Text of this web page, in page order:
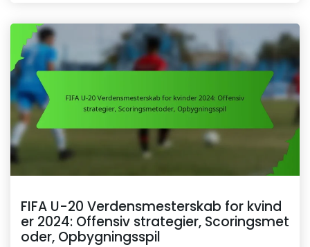
FIFA U-20 Verdensmesterskab for kvind
er 2024: Offensiv strategier, Scoringsmet
oder, Opbygningsspil